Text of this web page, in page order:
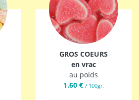
GROS COEURS
en vrac
au poids
1.60 € / 100gr.